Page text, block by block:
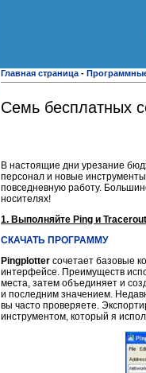
Главная страница -
Семь бесплатных
В настоящие дни урезание
персонал и новые
повседневную работу.
носителях!
1. Выполняйте Ping и
СКАЧАТЬ ПРОГРАММУ
Pingplotter сочетает базовые
интерфейсе. Преимуществ
места, затем объединяет и
и последним значением.
вы часто проверяете.
инструментом, который я